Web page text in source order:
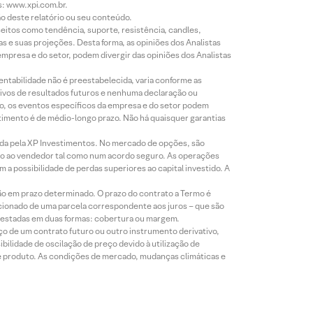
www.xpi.com.br.
deste relatório ou seu conteúdo.
como tendência, suporte, resistência, candles,
e suas projeções. Desta forma, as opiniões dos Analistas
e do setor, podem divergir das opiniões dos Analistas
não é preestabelecida, varia conforme as
de resultados futuros e nenhuma declaração ou
os eventos específicos da empresa e do setor podem
é de médio-longo prazo. Não há quaisquer garantias
pela XP Investimentos. No mercado de opções, são
vendedor tal como num acordo seguro. As operações
possibilidade de perdas superiores ao capital investido. A
em prazo determinado. O prazo do contrato a Termo é
de uma parcela correspondente aos juros – que são
em duas formas: cobertura ou margem.
de um contrato futuro ou outro instrumento derivativo,
de oscilação de preço devido à utilização de
As condições de mercado, mudanças climáticas e